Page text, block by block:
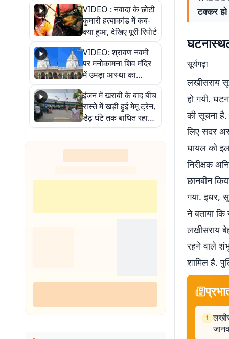
जब्त
VIDEO : नवादा के छोटी
कुमारी हत्याकांड में कब-
क्या हुआ, देखिए पूरी रिपोर्ट
VIDEO: श्रावण नवमी
पर मनोकामना शिव मंदिर
में उमड़ा आस्था का
सैलाब, हर-हर महादेव के
जयघोष से गूंजा परिसर
इंजन में खराबी के बाद बीच
रास्ते में खड़ी हुई मेमू ट्रेन,
डेढ़ घंटे तक बाधित रहा
आवागमन
टक्कर हो
सूर्यगढ़ा
लखीसराय
हो गयी.
की सूचना है.
लिए सदर
घायल को
निरीक्षक
छानबीन
गया. इधर,
ने बताया
लखीसराय
रहने वाले
शामिल है.
1